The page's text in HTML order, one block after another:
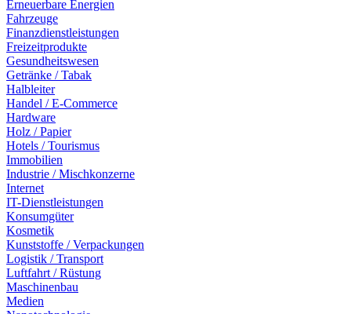
Erneuerbare Energien
Fahrzeuge
Finanzdienstleistungen
Freizeitprodukte
Gesundheitswesen
Getränke / Tabak
Halbleiter
Handel / E-Commerce
Hardware
Holz / Papier
Hotels / Tourismus
Immobilien
Industrie / Mischkonzerne
Internet
IT-Dienstleistungen
Konsumgüter
Kosmetik
Kunststoffe / Verpackungen
Logistik / Transport
Luftfahrt / Rüstung
Maschinenbau
Medien